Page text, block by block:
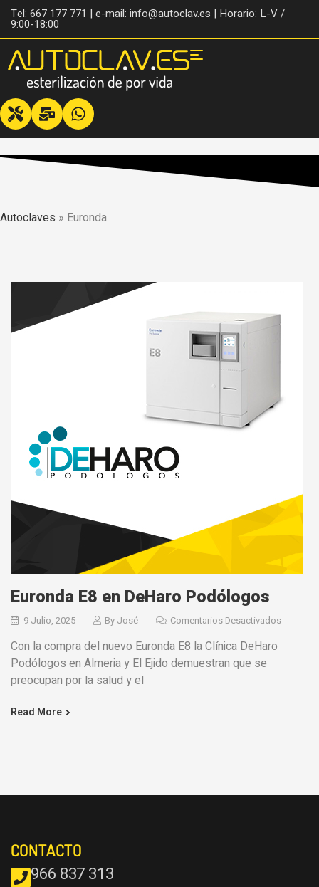
Tel: 667 177 771 | e-mail: info@autoclav.es | Horario: L-V /
9:00-18:00
Autoclaves » Euronda
Euronda E8 en DeHaro Podólogos
9 Julio, 2025 By José Comentarios Desactivados
Con la compra del nuevo Euronda E8 la Clínica DeHaro
Podólogos en Almeria y El Ejido demuestran que se
preocupan por la salud y el
Read More
CONTACTO
966 837 313